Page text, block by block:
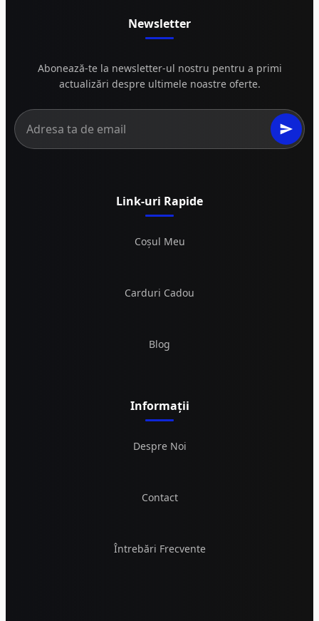
Newsletter
Abonează-te la newsletter-ul nostru pentru a primi
actualizări despre ultimele noastre oferte.
Link-uri Rapide
Coșul Meu
Carduri Cadou
Blog
Informații
Despre Noi
Contact
Întrebări Frecvente